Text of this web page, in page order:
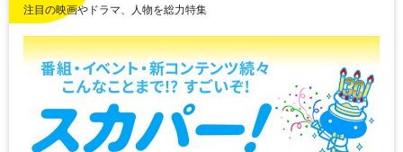
注目の映画やドラマ、人物を総力特集